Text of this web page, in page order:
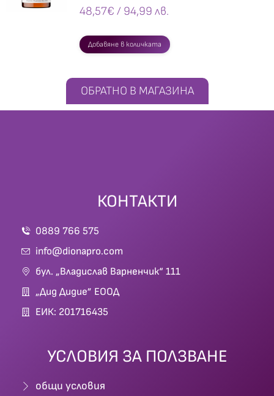
48,57€ / 94,99 лв.
Добавяне в количката
ОБРАТНО В МАГАЗИНА
КОНТАКТИ
0889 766 575
info@dionapro.com
бул. „Владислав Варненчик“ 111
„Дид Дидие” ЕООД
ЕИК: 201716435
УСЛОВИЯ ЗА ПОЛЗВАНЕ
общи условия